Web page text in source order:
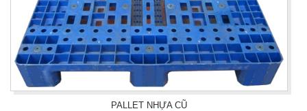
Trọng lượng nhẹ, giá thành rẻ, rất phù hợp cho việc xuất
khẩu 1 chiều, kích thước nhỏ gọn, thuận tiện cho việc di
chuyển.
PALLET NHỰA CŨ